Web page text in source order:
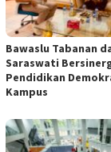
Bawaslu Tabanan
Saraswati
Pendidikan
Kampus